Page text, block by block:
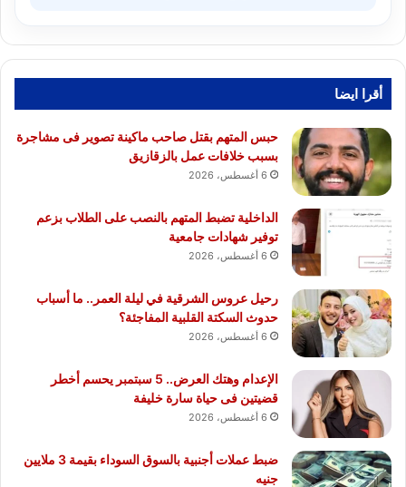
أقرا ايضا
حبس المتهم بقتل صاحب ماكينة تصوير فى مشاجرة
بسبب خلافات عمل بالزقازيق
6 أغسطس، 2026
الداخلية تضبط المتهم بالنصب على الطلاب بزعم
توفير شهادات جامعية
6 أغسطس، 2026
رحيل عروس الشرقية في ليلة العمر.. ما أسباب
حدوث السكتة القلبية المفاجئة؟
6 أغسطس، 2026
الإعدام وهتك العرض.. 5 سبتمبر يحسم أخطر
قضيتين فى حياة سارة خليفة
6 أغسطس، 2026
ضبط عملات أجنبية بالسوق السوداء بقيمة 3 ملايين
جنيه